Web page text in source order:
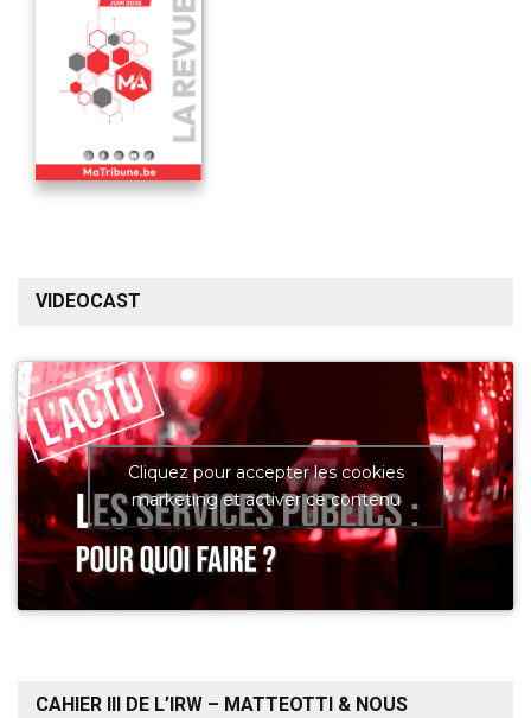
VIDEOCAST
Cliquez pour accepter les cookies
marketing et activer ce contenu
CAHIER III DE L’IRW – MATTEOTTI & NOUS